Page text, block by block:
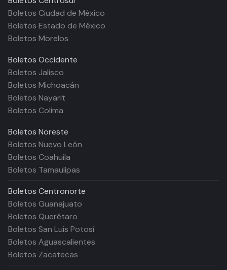
Boletos Ciudad de México
Boletos Estado de México
Boletos Morelos
Boletos Occidente
Boletos Jalisco
Boletos Michoacán
Boletos Nayarit
Boletos Colima
Boletos Noreste
Boletos Nuevo León
Boletos Coahuila
Boletos Tamaulipas
Boletos Centronorte
Boletos Guanajuato
Boletos Querétaro
Boletos San Luis Potosí
Boletos Aguascalientes
Boletos Zacatecas